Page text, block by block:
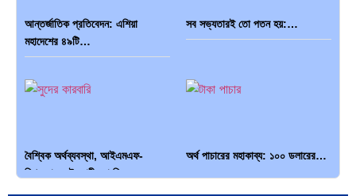
আন্তর্জাতিক প্রতিবেদন: এশিয়া
মহাদেশের ৪৯টি…
সব সভ্যতারই তো পতন হয়:…
বৈশ্বিক অর্থব্যবস্থা, আইএমএফ-
বিশ্বব্যাংক, ইসলামী ব্যাংকিং…
অর্থ পাচারের মহাকাব্য: ১০০ ডলারের…